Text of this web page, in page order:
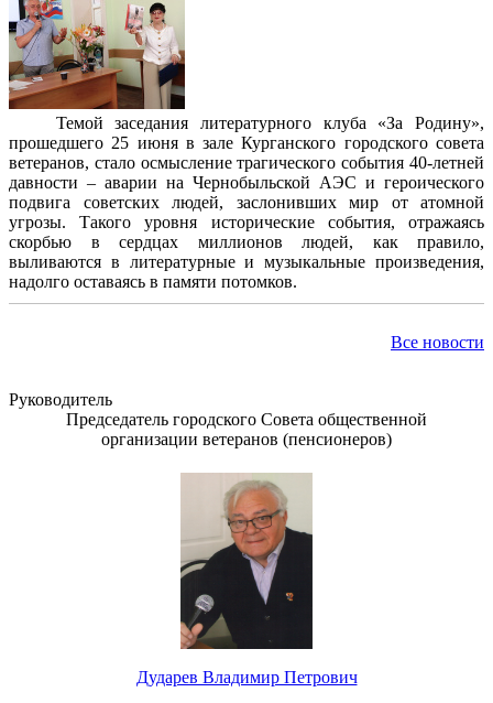
Темой заседания литературного клуба «За Родину»,
прошедшего 25 июня в зале Курганского городского совета
ветеранов, стало осмысление трагического события 40-летней
давности – аварии на Чернобыльской АЭС и героического
подвига советских людей, заслонивших мир от атомной
угрозы. Такого уровня исторические события, отражаясь
скорбью в сердцах миллионов людей, как правило,
выливаются в литературные и музыкальные произведения,
надолго оставаясь в памяти потомков.
Все новости
Руководитель
Председатель городского Совета общественной
организации ветеранов (пенсионеров)
Дударев Владимир Петрович